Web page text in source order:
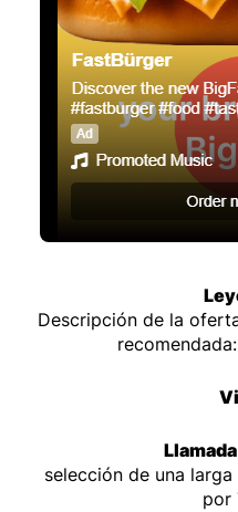
Descripción de la
selección de una
por